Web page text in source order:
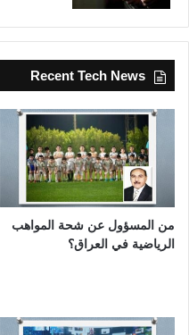
Recent Tech News
من المسؤول عن شحة المواهب
الرياضية في العراق؟